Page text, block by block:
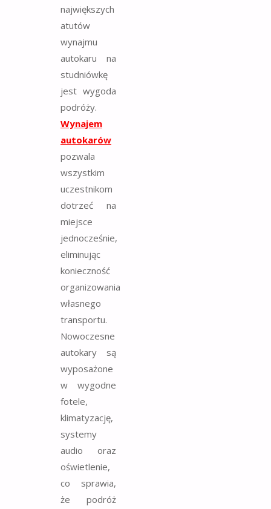
największych
atutów
wynajmu
autokaru na
studniówkę
jest wygoda
podróży.
Wynajem
autokarów
pozwala
wszystkim
uczestnikom
dotrzeć na
miejsce
jednocześnie,
eliminując
konieczność
organizowania
własnego
transportu.
Nowoczesne
autokary są
wyposażone
w wygodne
fotele,
klimatyzację,
systemy
audio oraz
oświetlenie,
co sprawia,
że podróż